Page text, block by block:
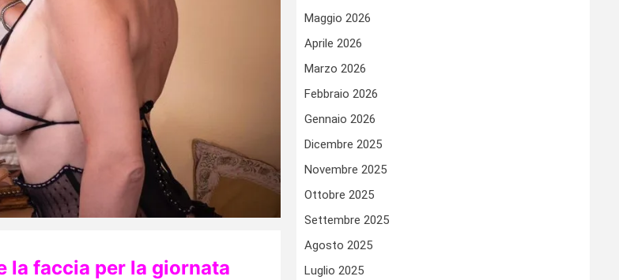
la faccia per la giornata
Maggio 2026
Aprile 2026
Marzo 2026
Febbraio 2026
Gennaio 2026
Dicembre 2025
Novembre 2025
Ottobre 2025
Settembre 2025
Agosto 2025
Luglio 2025